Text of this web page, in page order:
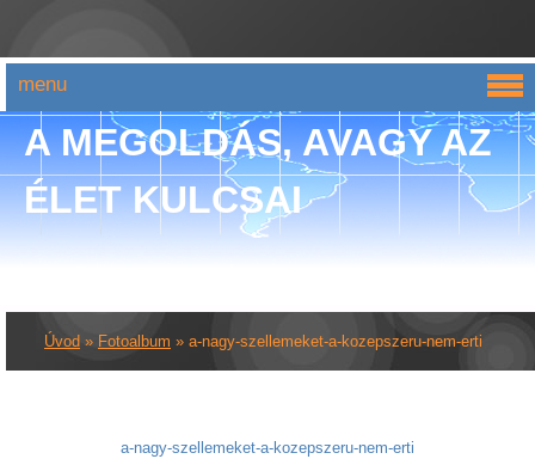
A MEGOLDÁS, AVAGY AZ
ÉLET KULCSAI
Úvod » Fotoalbum » a-nagy-szellemeket-a-kozepszeru-nem-erti
a-nagy-szellemeket-a-kozepszeru-nem-erti
menu